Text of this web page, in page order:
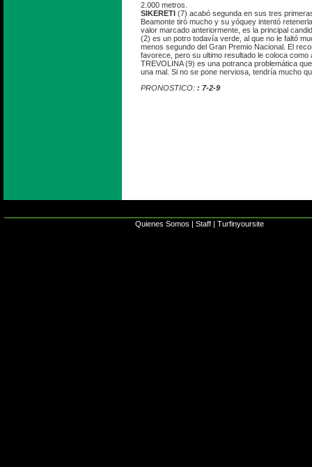
2.000 metros.
SIKERETI (7) acabó segunda en sus tres
Beamonte tiró mucho y su yóquey intentó
valor marcado anteriormente, es la principal
(2) es un potro todavía verde, al que no le faltó
menos segundo del Gran Premio Nacional. El
favorece, pero su ultimo resultado le coloca como
TREVOLINA (9) es una potranca problemática
una mal. Si no se pone nerviosa, tendría mucho
PRONOSTICO: : 7-2-9
Quienes Somos | Staff | Turfinyoursite